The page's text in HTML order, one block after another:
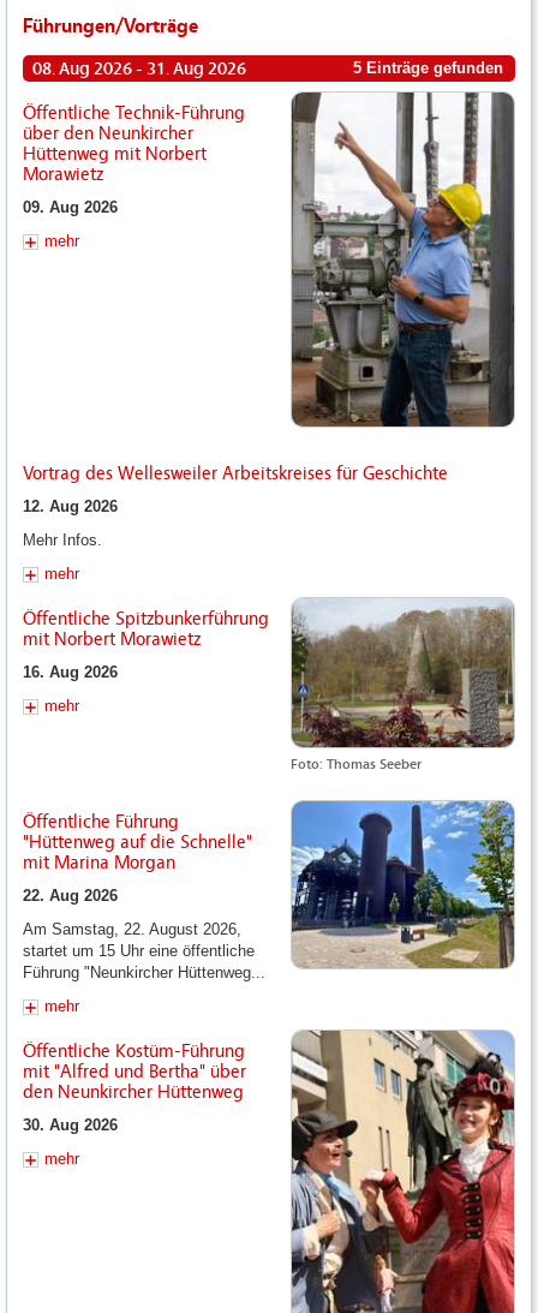
Führungen/Vorträge
08. Aug 2026 - 31. Aug 2026 5 Einträge gefunden
Öffentliche Technik-Führung
über den Neunkircher
Hüttenweg mit Norbert
Morawietz
09. Aug 2026
mehr
Vortrag des Wellesweiler Arbeitskreises für Geschichte
12. Aug 2026
Mehr Infos.
mehr
Foto: Thomas Seeber
Öffentliche Spitzbunkerführung
mit Norbert Morawietz
16. Aug 2026
mehr
Öffentliche Führung
"Hüttenweg auf die Schnelle"
mit Marina Morgan
22. Aug 2026
Am Samstag, 22. August 2026,
startet um 15 Uhr eine öffentliche
Führung "Neunkircher Hüttenweg...
mehr
Öffentliche Kostüm-Führung
mit "Alfred und Bertha" über
den Neunkircher Hüttenweg
30. Aug 2026
mehr